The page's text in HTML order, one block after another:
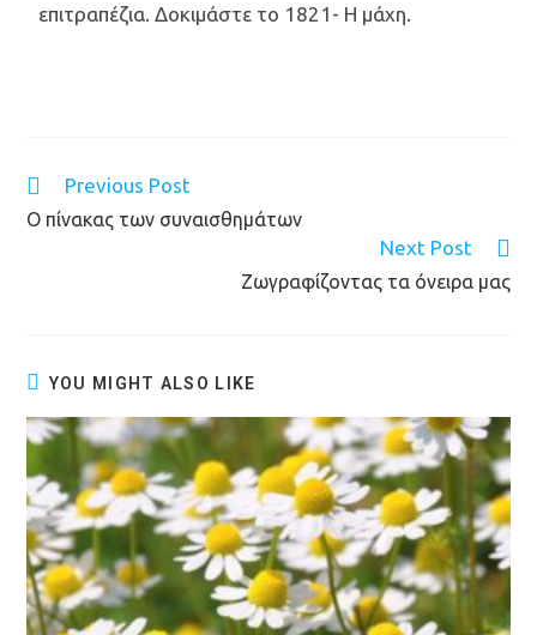
επιτραπέζια. Δοκιμάστε το 1821- Η μάχη.
Previous Post
Ο πίνακας των συναισθημάτων
Next Post
Ζωγραφίζοντας τα όνειρα μας
YOU MIGHT ALSO LIKE